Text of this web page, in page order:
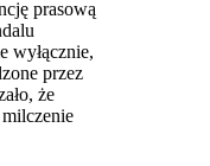
prasową
wyłącznie,
przez
że